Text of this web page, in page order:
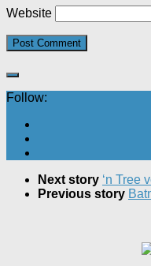
Website
Follow:
Next story ‘n Tree
Previous story